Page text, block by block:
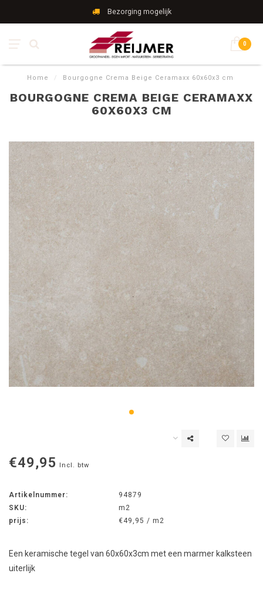
Bezorging mogelijk
0
Home / Bourgogne Crema Beige Ceramaxx 60x60x3 cm
BOURGOGNE CREMA BEIGE CERAMAXX
60X60X3 CM
€49,95 Incl. btw
Artikelnummer:
94879
SKU:
m2
prijs:
€49,95 / m2
Een keramische tegel van 60x60x3cm met een marmer kalksteen
uiterlijk